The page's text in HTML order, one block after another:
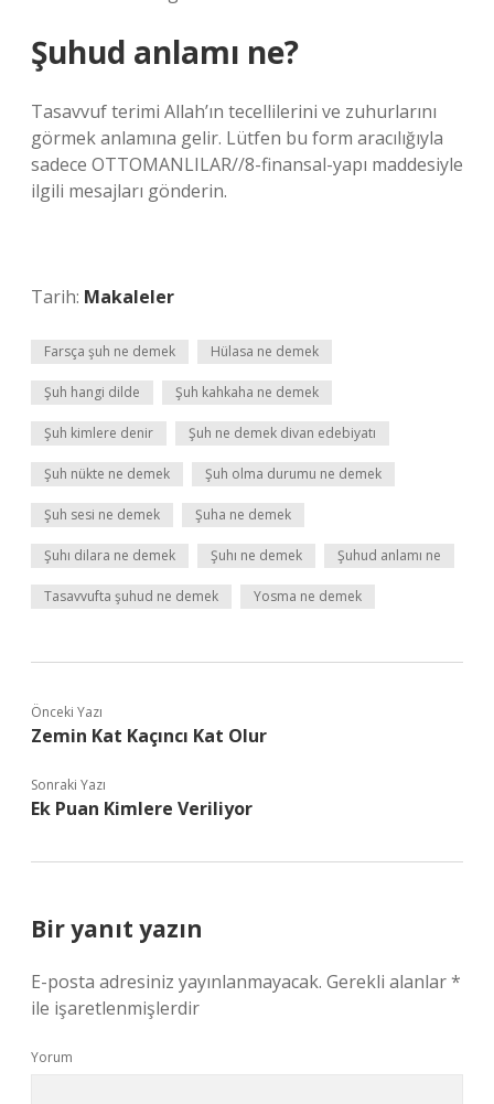
Şuhud anlamı ne?
Tasavvuf terimi Allah’ın tecellilerini ve zuhurlarını
görmek anlamına gelir. Lütfen bu form aracılığıyla
sadece OTTOMANLILAR//8-finansal-yapı maddesiyle
ilgili mesajları gönderin.
Tarih: Makaleler
Farsça şuh ne demek Hülasa ne demek
Şuh hangi dilde Şuh kahkaha ne demek
Şuh kimlere denir Şuh ne demek divan edebiyatı
Şuh nükte ne demek Şuh olma durumu ne demek
Şuh sesi ne demek Şuha ne demek
Şuhı dilara ne demek Şuhı ne demek Şuhud anlamı ne
Tasavvufta şuhud ne demek Yosma ne demek
Önceki Yazı
Zemin Kat Kaçıncı Kat Olur
Sonraki Yazı
Ek Puan Kimlere Veriliyor
Bir yanıt yazın
E-posta adresiniz yayınlanmayacak. Gerekli alanlar*
ile işaretlenmişlerdir
Yorum